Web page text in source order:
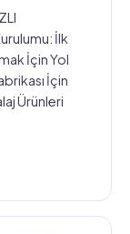
İlk
İçin Yol
İçin
Ürünleri